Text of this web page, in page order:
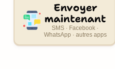
Envoyer
maintenant
SMS · Facebook ·
WhatsApp · autres apps